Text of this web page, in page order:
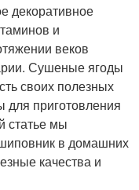
декоративное
и
веков
Сушеные ягоды
своих полезных
для приготовления
статье мы
в домашних
качества и